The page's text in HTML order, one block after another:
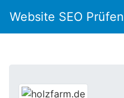
Website SEO Prüfen